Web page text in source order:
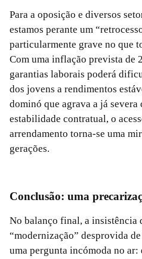
Para a oposição e diversos
estamos perante um
particularmente grave no que
Com uma inflação prevista de
garantias laborais poderá
dos jovens a rendimentos
dominó que agrava a já severa
estabilidade contratual, o
arrendamento torna-se uma
gerações.
Conclusão: uma
No balanço final, a insistência
“modernização” desprovida
uma pergunta incómoda no